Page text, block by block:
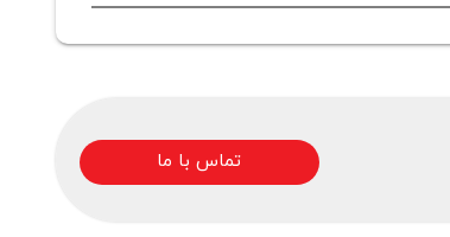
تماس با ما